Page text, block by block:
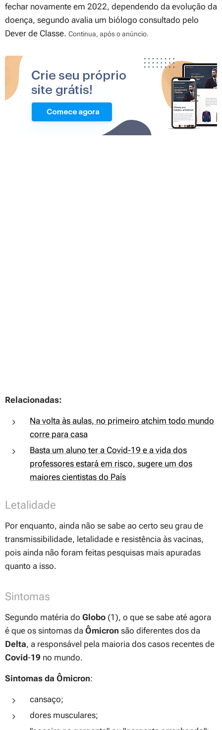
fechar novamente em 2022, dependendo da evolução da
doença, segundo avalia um biólogo consultado pelo
Dever de Classe. Continua, após o anúncio.
Relacionadas:
Na volta às aulas, no primeiro atchim todo mundo
corre para casa
Basta um aluno ter a Covid-19 e a vida dos
professores estará em risco, sugere um dos
maiores cientistas do País
Letalidade
Por enquanto, ainda não se sabe ao certo seu grau de
transmissibilidade, letalidade e resistência às vacinas,
pois ainda não foram feitas pesquisas mais apuradas
quanto a isso.
Sintomas
Segundo matéria do Globo (1), o que se sabe até agora
é que os sintomas da Ômicron são diferentes dos da
Delta, a responsável pela maioria dos casos recentes de
Covid-19 no mundo.
Sintomas da Ômicron:
cansaço;
dores musculares;